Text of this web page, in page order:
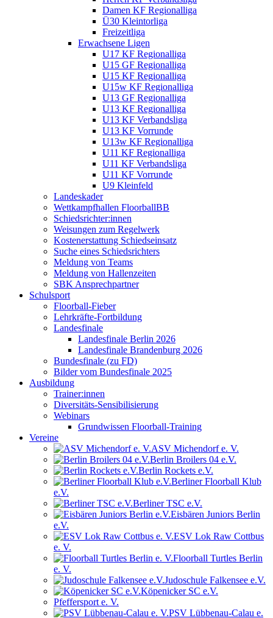
Damen KF Regionalliga
Ü30 Kleintorliga
Freizeitliga
Erwachsene Ligen
U17 KF Regionalliga
U15 GF Regionalliga
U15 KF Regionalliga
U15w KF Regionalliga
U13 GF Regionalliga
U13 KF Regionalliga
U13 KF Verbandsliga
U13 KF Vorrunde
U13w KF Regionalliga
U11 KF Regionalliga
U11 KF Verbandsliga
U11 KF Vorrunde
U9 Kleinfeld
Landeskader
Wettkampfhallen FloorballBB
Schiedsrichter:innen
Weisungen zum Regelwerk
Kostenerstattung Schiedseinsatz
Suche eines Schiedsrichters
Meldung von Teams
Meldung von Hallenzeiten
SBK Ansprechpartner
Schulsport
Floorball-Fieber
Lehrkräfte-Fortbildung
Landesfinale
Landesfinale Berlin 2026
Landesfinale Brandenburg 2026
Bundesfinale (zu FD)
Bilder vom Bundesfinale 2025
Ausbildung
Trainer:innen
Diversitäts-Sensibilisierung
Webinars
Grundwissen Floorball-Training
Vereine
ASV Michendorf e. V.
Berlin Broilers 04 e.V.
Berlin Rockets e.V.
Berliner Floorball Klub
e.V.
Berliner TSC e.V.
Eisbären Juniors Berlin
e.V.
ESV Lok Raw Cottbus
e. V.
Floorball Turtles Berlin
e. V.
Judoschule Falkensee e.V.
Köpenicker SC e.V.
Pfeffersport e. V.
PSV Lübbenau-Calau e.